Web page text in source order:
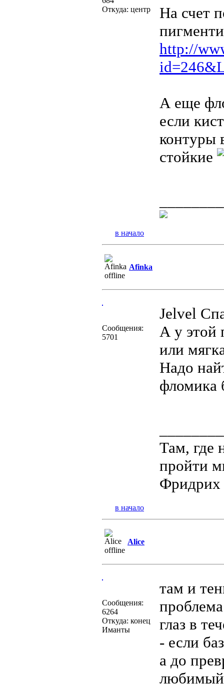
Откуда: центр
На счет
http://
А еще
если
контуры
стойкие
в начало
Afinka
Сообщения:
5701
Jelvel
А у этой
или
Надо
фломика
Там, где
пройти
в начало
Alice
Сообщения:
6264
Откуда: конец
Иманты
там и
глаз в
- если
а до
любимый